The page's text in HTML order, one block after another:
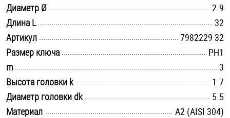
Такелаж
Хомуты
Шайбы
Шпильки
Шплинты
Диаметр Ø
2.9
Длина L
32
Артикул
7982229 32
Размер ключа
PH1
m
3
Высота головки k
1.7
Диаметр головки dk
5.5
Материал
А2 (AISI 304)